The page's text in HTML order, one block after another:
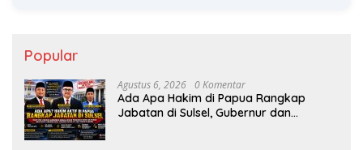
Popular
Agustus 6, 2026 0 Komentar
Ada Apa Hakim di Papua Rangkap
Jabatan di Sulsel, Gubernur dan